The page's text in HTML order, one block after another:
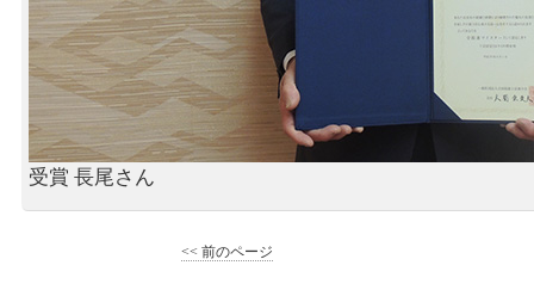
受賞 長尾さん
<< 前のページ